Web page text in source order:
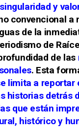
y
convencional a
de la
de
de las
. Esta
limita a reportar
historias detrás
que están
histórico y